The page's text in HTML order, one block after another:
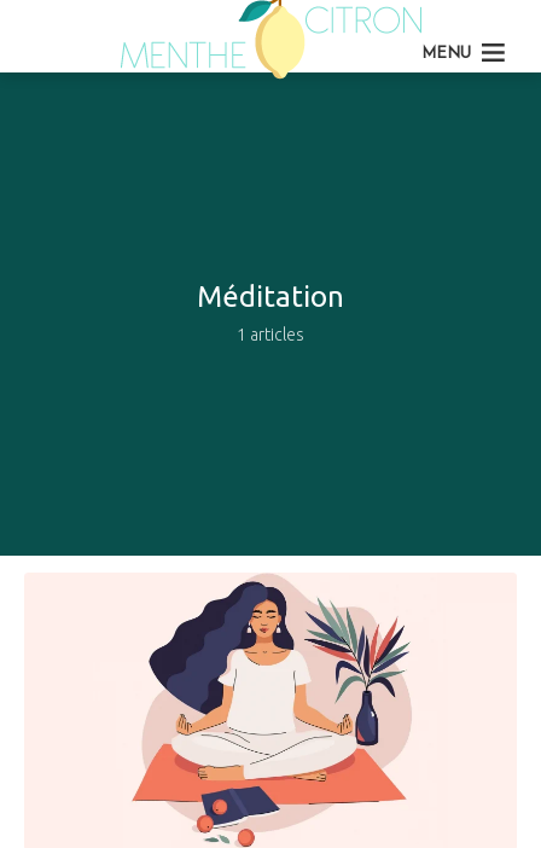
MENU
Méditation
1 articles